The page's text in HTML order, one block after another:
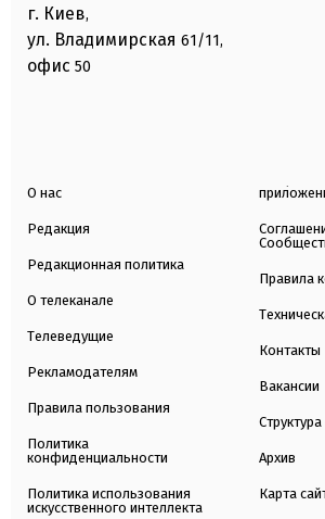
г. Киев,
ул. Владимирская 61/11,
офис 50
О нас
Редакция
Редакционная политика
О телеканале
Телеведущие
Рекламодателям
Правила пользования
Политика
конфиденциальности
Политика использования
искусственного интеллекта
Правила
Контакты
Вакансии
Архив
Карта